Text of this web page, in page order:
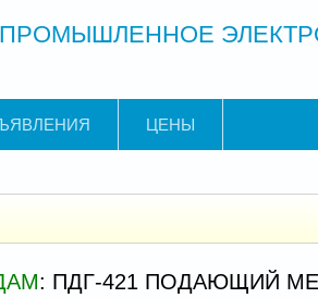
ПРОМЫШЛЕННОЕ
ЦЕНЫ
: ПДГ-421 ПОДАЮЩИЙ